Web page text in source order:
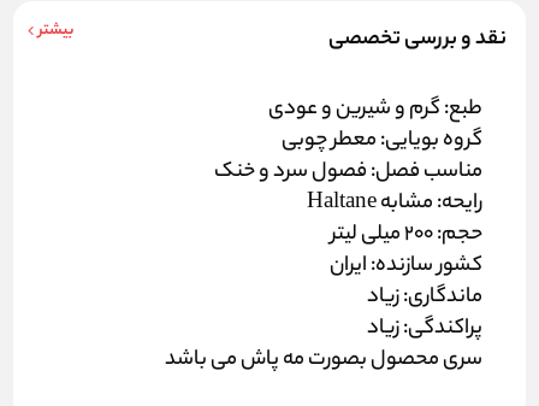
نقد و بررسی تخصصی بیشتر
طبع: گرم و شیرین و عودی
گروه بویایی: معطر چوبی
مناسب فصل: فصول سرد و خنک
رایحه: مشابه Haltane
حجم: 200 میلی لیتر
کشور سازنده: ایران
ماندگاری: زیاد
پراکندگی: زیاد
سری محصول بصورت مه پاش می باشد